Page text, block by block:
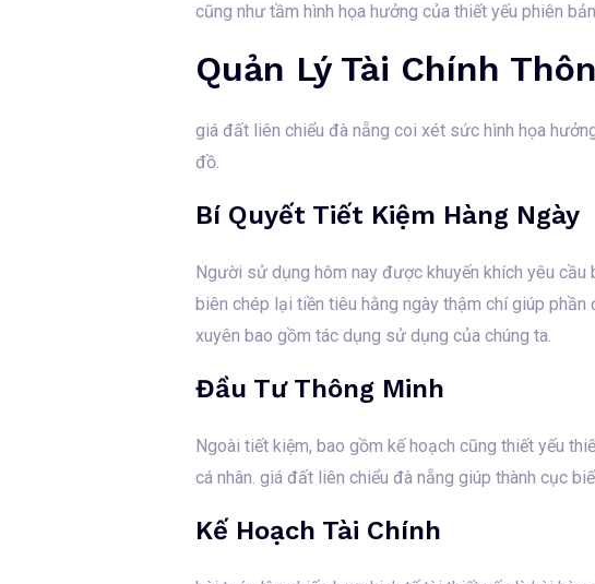
cũng như tầm hình họa hưởng của thiết yếu phiên
Quản Lý Tài Chính
giá đất liên chiểu đà nẵng coi xét sức hình họa
đồ.
Bí Quyết Tiết Kiệm Hàng Ngày
Người sử dụng hôm nay được khuyến khích yêu
biên chép lại tiền tiêu hằng ngày thậm chí giúp
xuyên bao gồm tác dụng sử dụng của chúng ta.
Đầu Tư Thông Minh
Ngoài tiết kiệm, bao gồm kế hoạch cũng thiết yếu
cá nhân. giá đất liên chiểu đà nẵng giúp thành cục
Kế Hoạch Tài Chính